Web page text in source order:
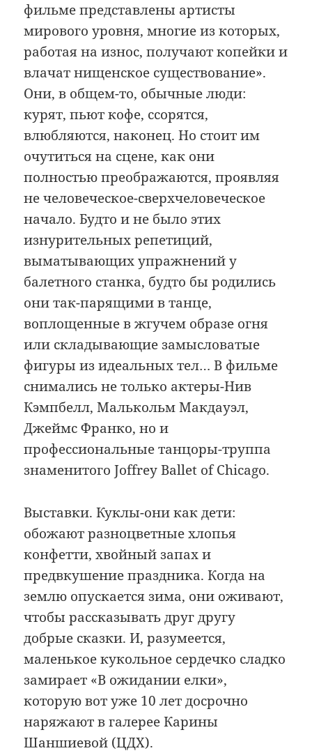
фильме представлены артисты
мирового уровня, многие из которых,
работая на износ, получают копейки и
влачат нищенское существование».
Они, в общем-то, обычные люди:
курят, пьют кофе, ссорятся,
влюбляются, наконец. Но стоит им
очутиться на сцене, как они
полностью преображаются, проявляя
не человеческое-сверхчеловеческое
начало. Будто и не было этих
изнурительных репетиций,
выматывающих упражнений у
балетного станка, будто бы родились
они так-парящими в танце,
воплощенные в жгучем образе огня
или складывающие замысловатые
фигуры из идеальных тел… В фильме
снимались не только актеры-Нив
Кэмпбелл, Малькольм Макдауэл,
Джеймс Франко, но и
профессиональные танцоры-труппа
знаменитого Joffrey Ballet of Chicago.
Выставки. Куклы-они как дети:
обожают разноцветные хлопья
конфетти, хвойный запах и
предвкушение праздника. Когда на
землю опускается зима, они оживают,
чтобы рассказывать друг другу
добрые сказки. И, разумеется,
маленькое кукольное сердечко сладко
замирает «В ожидании елки»,
которую вот уже 10 лет досрочно
наряжают в галерее Карины
Шаншиевой (ЦДХ).